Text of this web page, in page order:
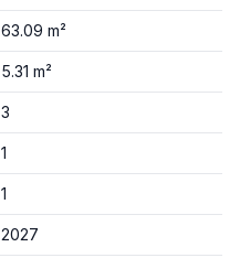
63.09 m²
5.31 m²
3
1
1
2027